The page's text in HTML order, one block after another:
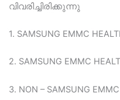
Blogs
Resources
വിവരിച്ചിരിക്കുന്നു
1. SAMSUNG EMMC
2. SAMSUNG EMMC
3. NON – SAMSUNG